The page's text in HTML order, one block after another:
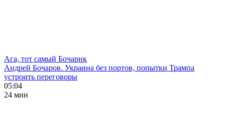
Ага, тот самый Бочарик
Андрей Бочаров. Украина без портов, попытки Трампа
устроить переговоры
05:04
24 мин